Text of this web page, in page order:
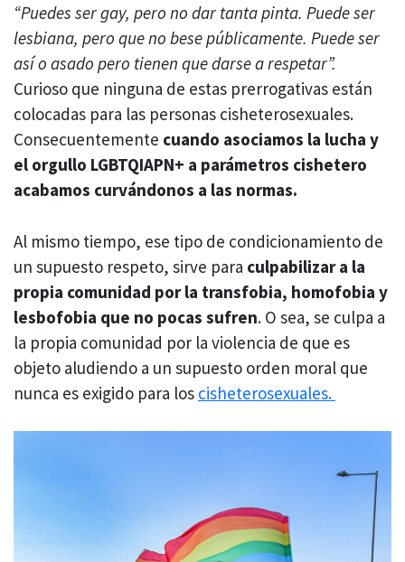
“Puedes ser gay, pero no dar tanta pinta. Puede ser
lesbiana, pero que no bese públicamente. Puede ser
así o asado pero tienen que darse a respetar”.
Curioso que ninguna de estas prerrogativas están
colocadas para las personas cisheterosexuales.
Consecuentemente cuando asociamos la lucha y
el orgullo LGBTQIAPN+ a parámetros cishetero
acabamos curvándonos a las normas.
Al mismo tiempo, ese tipo de condicionamiento de
un supuesto respeto, sirve para culpabilizar a la
propia comunidad por la transfobia, homofobia y
lesbofobia que no pocas sufren. O sea, se culpa a
la propia comunidad por la violencia de que es
objeto aludiendo a un supuesto orden moral que
nunca es exigido para los cisheterosexuales.